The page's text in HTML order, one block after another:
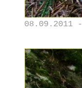
08.09.2011